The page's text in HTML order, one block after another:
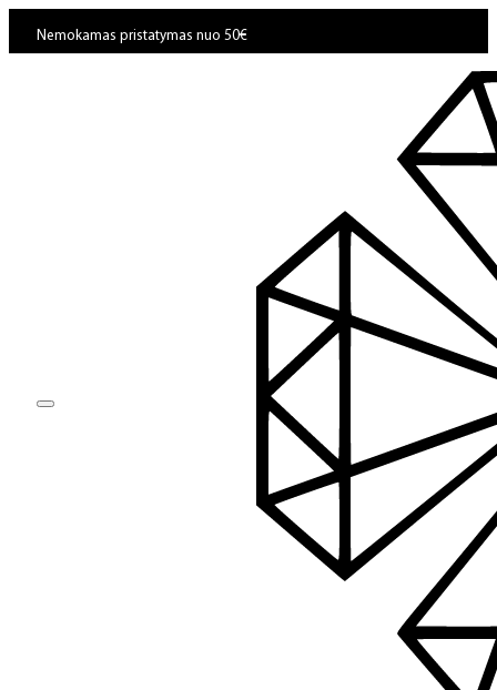
Nemokamas pristatymas nuo 50€